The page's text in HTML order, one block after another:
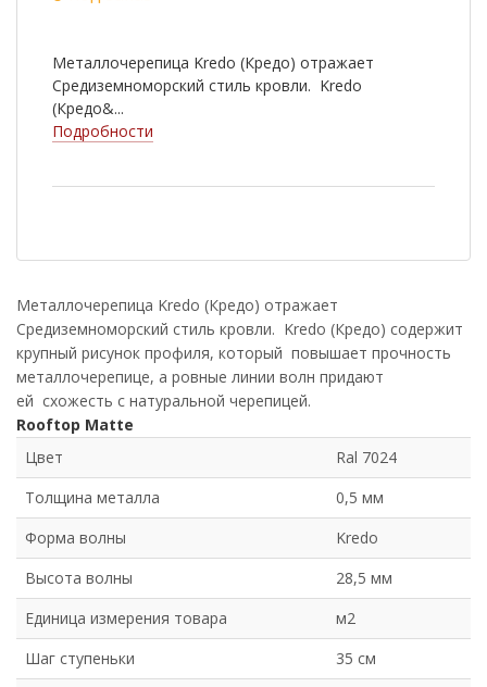
Металлочерепица Kredo (Кредо) отражает
Средиземноморский стиль кровли. Kredo
(Кредо&...
Подробности
Металлочерепица Kredo (Кредо) отражает
Средиземноморский стиль кровли. Kredo (Кредо) содержит
крупный рисунок профиля, который повышает прочность
металлочерепице, а ровные линии волн придают
ей схожесть с натуральной черепицей.
Rooftop Matte
Цвет
Ral 7024
Толщина металла
0,5 мм
Форма волны
Kredo
Высота волны
28,5 мм
Единица измерения товара
м2
Шаг ступеньки
35 см